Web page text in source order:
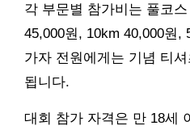
각 부문별 참가비는 풀코
45,000원, 10km 40,000원,
가자 전원에게는 기념 티
됩니다.
대회 참가 자격은 만 18세